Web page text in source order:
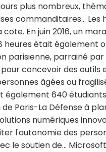
plus nombreux,
commanditaires… Les
En juin 2016, un
heures était également
parisienne, parrainé par
concevoir des outils
âgées ou
également 640
de Paris-La Défense à
numériques
l'autonomie des
le soutien de…